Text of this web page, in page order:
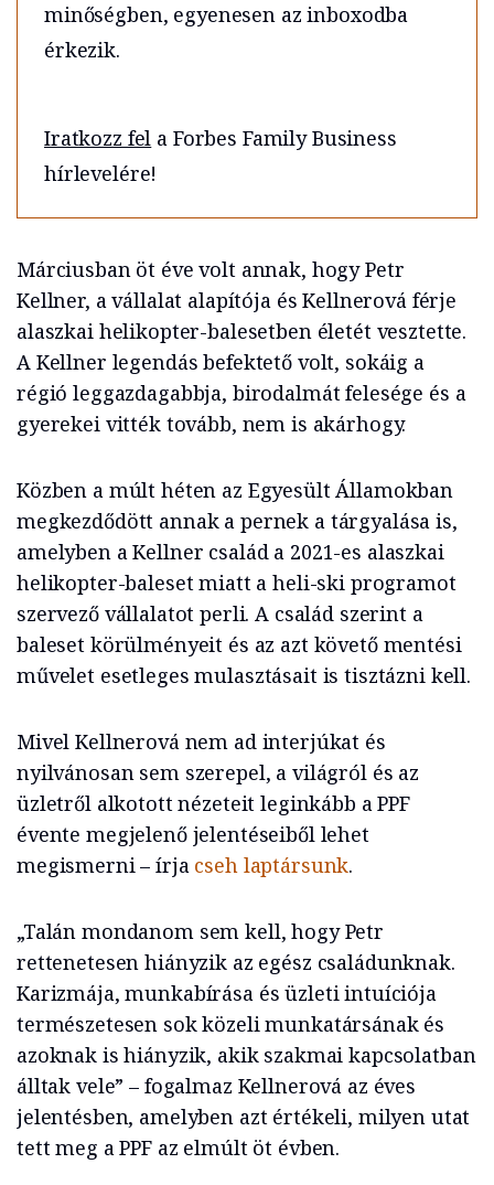
minőségben, egyenesen az inboxodba
érkezik.
Iratkozz fel a Forbes Family Business
hírlevelére!
Márciusban öt éve volt annak, hogy Petr
Kellner, a vállalat alapítója és Kellnerová férje
alaszkai helikopter-balesetben életét vesztette.
A Kellner legendás befektető volt, sokáig a
régió leggazdagabbja, birodalmát felesége és a
gyerekei vitték tovább, nem is akárhogy.
Közben a múlt héten az Egyesült Államokban
megkezdődött annak a pernek a tárgyalása is,
amelyben a Kellner család a 2021-es alaszkai
helikopter-baleset miatt a heli-ski programot
szervező vállalatot perli. A család szerint a
baleset körülményeit és az azt követő mentési
művelet esetleges mulasztásait is tisztázni kell.
Mivel Kellnerová nem ad interjúkat és
nyilvánosan sem szerepel, a világról és az
üzletről alkotott nézeteit leginkább a PPF
évente megjelenő jelentéseiből lehet
megismerni – írja cseh laptársunk.
„Talán mondanom sem kell, hogy Petr
rettenetesen hiányzik az egész családunknak.
Karizmája, munkabírása és üzleti intuíciója
természetesen sok közeli munkatársának és
azoknak is hiányzik, akik szakmai kapcsolatban
álltak vele” – fogalmaz Kellnerová az éves
jelentésben, amelyben azt értékeli, milyen utat
tett meg a PPF az elmúlt öt évben.